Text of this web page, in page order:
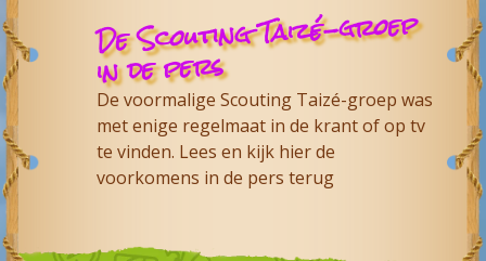
De Scouting Taizé-groep
in de pers
De voormalige Scouting Taizé-groep was
met enige regelmaat in de krant of op tv
te vinden. Lees en kijk hier de
voorkomens in de pers terug